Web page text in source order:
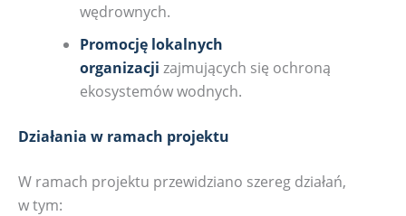
wędrownych.
Promocję lokalnych
organizacji zajmujących się ochroną
ekosystemów wodnych.
Działania w ramach projektu
W ramach projektu przewidziano szereg działań,
w tym: